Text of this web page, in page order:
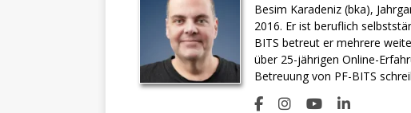
Besim Karadeniz (bka),
2016. Er ist beruflich
BITS betreut er mehrere
über 25-jährigen Online-
Betreuung von PF-BITS